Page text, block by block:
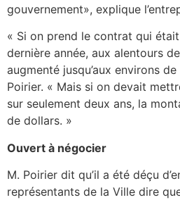
gouvernement», explique
« Si on prend le contrat qui
dernière année, aux alentours
augmenté jusqu’aux environs
Poirier. « Mais si on devait
sur seulement deux ans, la
de dollars. »
Ouvert à négocier
M. Poirier dit qu’il a été déçu
représentants de la Ville dire